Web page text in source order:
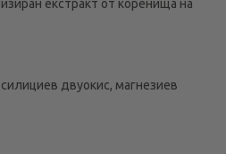
екстракт от коренища на
двуокис, магнезиев